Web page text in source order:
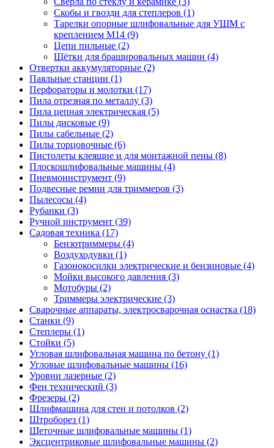
Скобы и гвозди для степлеров (1)
Тарелки опорные шлифовальные для УШМ с
креплением М14 (9)
Цепи пильные (2)
Щётки для брашировальных машин (4)
Отвертки аккумуляторные (2)
Паяльные станции (1)
Перфораторы и молотки (17)
Пила отрезная по металлу (3)
Пила цепная электрическая (5)
Пилы дисковые (9)
Пилы сабельные (2)
Пилы торцовочные (6)
Пистолеты клеящие и для монтажной пены (8)
Плоскошлифовальные машины (4)
Пневмоинструмент (9)
Подвесные ремни для триммеров (3)
Пылесосы (4)
Рубанки (3)
Ручной инструмент (39)
Садовая техника (17)
Бензотриммеры (4)
Воздуходувки (1)
Газонокосилки электрические и бензиновые (4)
Мойки высокого давления (3)
Мотобуры (2)
Триммеры электрические (3)
Сварочные аппараты, электросварочная оснастка (18)
Станки (9)
Степлеры (1)
Стойки (5)
Угловая шлифовальная машина по бетону (1)
Угловые шлифовальные машины (16)
Уровни лазерные (2)
Фен технический (3)
Фрезеры (2)
Шлифмашина для стен и потолков (2)
Штроборез (1)
Щеточные шлифовальные машины (1)
Эксцентриковые шлифовальные машины (2)